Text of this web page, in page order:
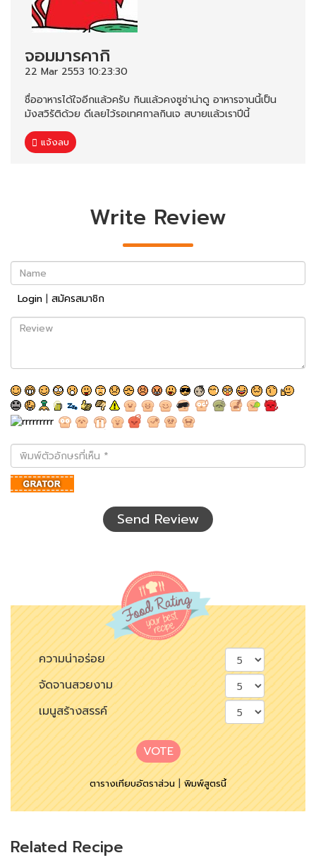
จอมมารคากิ
22 Mar 2553 10:23:30
ชื่ออาหารได้ใจอีกแล้วครับ กินแล้วคงซูซ่าน่าดู อาหารจานนี้เป็น
มังสวิรัติด้วย ดีเลยไว้รอเทศกาลกินเจ สบายแล้วเราปีนี้
แจ้งลบ
Write Review
Name
Login | สมัครสมาชิก
Review
พิมพ์
ตัว
อักษร
ที่
Send Review
ความน่าอร่อย
จัดจานสวยงาม
เมนูสร้างสรรค์
VOTE
ตารางเทียบอัตราส่วน|พิมพ์สูตรนี้
Related Recipe